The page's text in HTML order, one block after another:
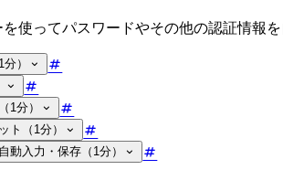
使ってパスワードやその他の認証情報
）
1分）
ト（1分）
動入力・保存（1分）